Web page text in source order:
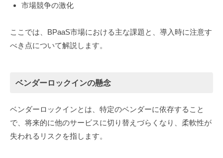
市場競争の激化
ここでは、BPaaS市場における主な課題と、導入時に注意す
べき点について解説します。
ベンダーロックインの懸念
ベンダーロックインとは、特定のベンダーに依存すること
で、将来的に他のサービスに切り替えづらくなり、柔軟性が
失われるリスクを指します。